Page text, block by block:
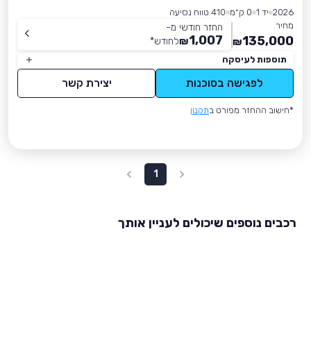
2026 יד 1 0 ק״מ
410 טווח נסיעה
מחיר
135,000
₪
החזר חודשי מ-
1,007
₪לחודש*
תוספות לעיסקה
לפגישה בסוכנות יצירת קשר
*חישוב ההחזר מפורט בתקנון
1
רכבים נוספים שיכולים לעניין אותך